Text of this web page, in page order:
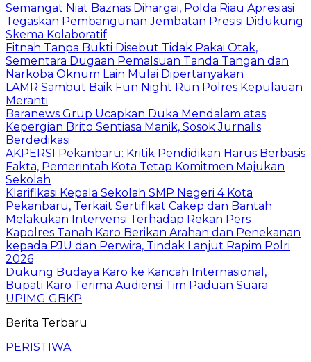
Semangat Niat Baznas Dihargai, Polda Riau Apresiasi
Tegaskan Pembangunan Jembatan Presisi Didukung
Skema Kolaboratif
Fitnah Tanpa Bukti Disebut Tidak Pakai Otak,
Sementara Dugaan Pemalsuan Tanda Tangan dan
Narkoba Oknum Lain Mulai Dipertanyakan
LAMR Sambut Baik Fun Night Run Polres Kepulauan
Meranti
Baranews Grup Ucapkan Duka Mendalam atas
Kepergian Brito Sentiasa Manik, Sosok Jurnalis
Berdedikasi
AKPERSI Pekanbaru: Kritik Pendidikan Harus Berbasis
Fakta, Pemerintah Kota Tetap Komitmen Majukan
Sekolah
Klarifikasi Kepala Sekolah SMP Negeri 4 Kota
Pekanbaru, Terkait Sertifikat Cakep dan Bantah
Melakukan Intervensi Terhadap Rekan Pers
Kapolres Tanah Karo Berikan Arahan dan Penekanan
kepada PJU dan Perwira, Tindak Lanjut Rapim Polri
2026
Dukung Budaya Karo ke Kancah Internasional,
Bupati Karo Terima Audiensi Tim Paduan Suara
UPIMG GBKP
Berita Terbaru
PERISTIWA